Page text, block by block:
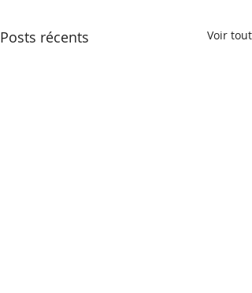
Posts récents Voir tout